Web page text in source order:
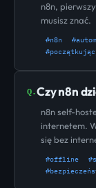
n8n,
musisz znać.
#n8n
Q.Czy n8n
n8n self-
internetem.
się bez
#offline